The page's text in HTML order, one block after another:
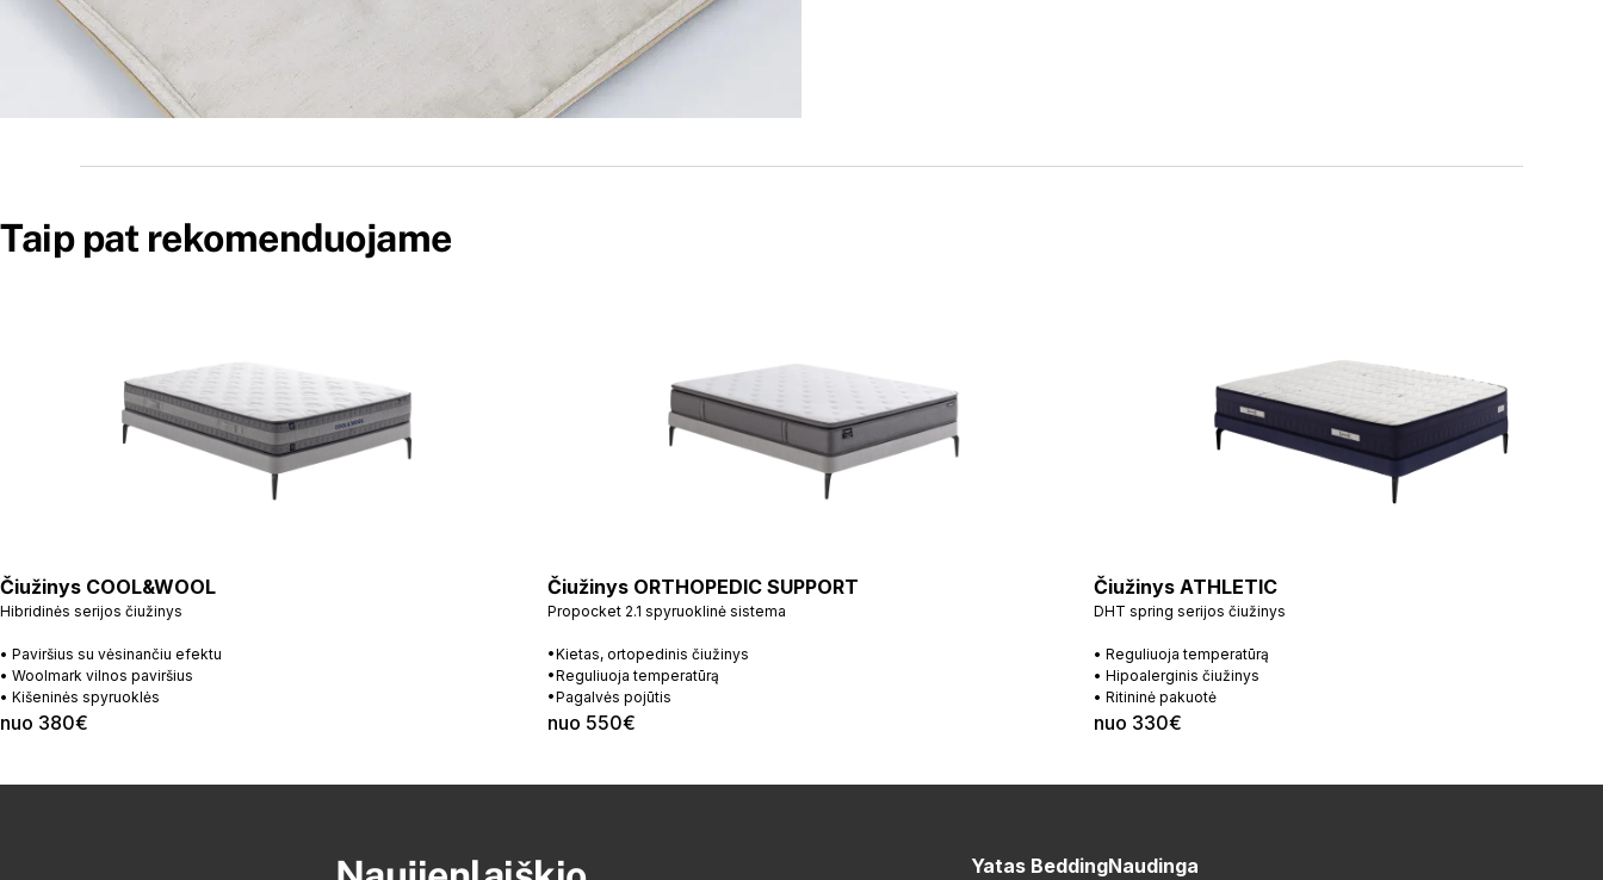
Taip pat rekomenduojame
Čiužinys COOL&WOOL
Hibridinės serijos čiužinys
• Paviršius su vėsinančiu efektu
• Woolmark vilnos paviršius
• Kišeninės spyruoklės
nuo 380€
Čiužinys ORTHOPEDIC SUPPORT
Propocket 2.1 spyruoklinė sistema
•Kietas, ortopedinis čiužinys
•Reguliuoja temperatūrą
•Pagalvės pojūtis
nuo 550€
Čiužinys ATHLETIC
DHT spring serijos čiužinys
• Reguliuoja temperatūrą
• Hipoalerginis čiužinys
• Ritininė pakuotė
nuo 330€
Yatas BeddingNaudinga